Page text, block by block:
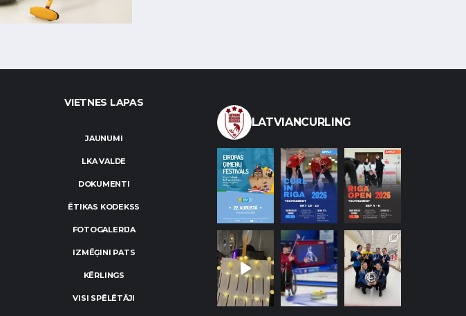
VIETNES LAPAS
JAUNUMI
LKA VALDE
DOKUMENTI
ĒTIKAS KODEKSS
FOTOGALERIJA
IZMĒĢINI PATS
KĒRLINGS
VISI SPĒLĒTĀJI
LATVIANCURLING